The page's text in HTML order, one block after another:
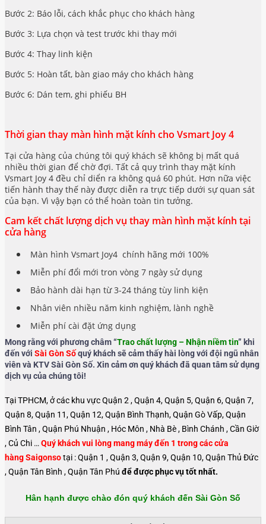
Bước 2: Báo lỗi, cách khắc phục cho khách hàng
Bước 3: Lựa chọn và test trước khi thay mới
Bước 4: Thay linh kiện
Bước 5: Hoàn tất, bàn giao máy cho khách hàng
Bước 6: Dán tem, ghi phiếu BH
Thời gian thay màn hình mặt kính cho Vsmart Joy 4
Tại cửa hàng của chúng tôi quý khách sẽ không bị mất quá
nhiều thời gian để chờ đợi. Tất cả quy trình thay mặt kính
Vsmart Joy 4 đều chỉ diển ra không quá 60 phút. Hơn nữa việc
tiến hành thay thế này được diễn ra trực tiếp dưới sự quan sát
của bạn. Vì vậy bạn có thể hoàn toàn tin tưởng.
Cam kết chất lượng dịch vụ thay màn hình mặt kính tại
cửa hàng
Màn hình Vsmart Joy4 chính hãng mới 100%
Miễn phí đổi mới tron vòng 7 ngày sử dụng
Bảo hành dài hạn từ 3-24 tháng tùy linh kiện
Nhân viên nhiều năm kinh nghiệm, lành nghề
Miễn phí cài đặt ứng dụng
Mong rằng với phương châm “Trao chất lượng – Nhận niềm tin” khi
đến với Sài Gòn Sốquý khách sẽ cảm thấy hài lòng với đội ngũ nhân
viên và KTV Sài Gòn Số. Xin cảm ơn quý khách đã quan tâm sử dụng
dịch vụ của chúng tôi!
Tại TPHCM, ở các khu vực Quận 2 , Quận 4, Quận 5, Quận 6, Quận 7,
Quận 8, Quận 11, Quận 12, Quận Bình Thạnh, Quận Gò Vấp, Quận
Bình Tân , Quận Phú Nhuận , Hóc Môn , Nhà Bè , Bình Chánh , Cần Giờ
, Củ Chi …Quý khách vui lòng mang máy đến 1 trong các cửa
hàng Saigonsotại : Quận 1 , Quận 3, Quận 9, Quận 10, Quận Thủ Đức
, Quận Tân Bình , Quận Tân Phú để được phục vụ tốt nhất.
Hân hạnh được chào đón quý khách đến Sài Gòn Số